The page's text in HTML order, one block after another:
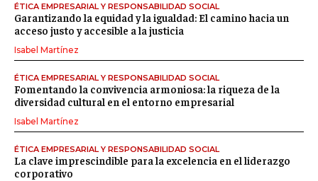
ÉTICA EMPRESARIAL Y RESPONSABILIDAD SOCIAL
Garantizando la equidad y la igualdad: El camino hacia un
acceso justo y accesible a la justicia
Isabel Martínez
ÉTICA EMPRESARIAL Y RESPONSABILIDAD SOCIAL
Fomentando la convivencia armoniosa: la riqueza de la
diversidad cultural en el entorno empresarial
Isabel Martínez
ÉTICA EMPRESARIAL Y RESPONSABILIDAD SOCIAL
La clave imprescindible para la excelencia en el liderazgo
corporativo